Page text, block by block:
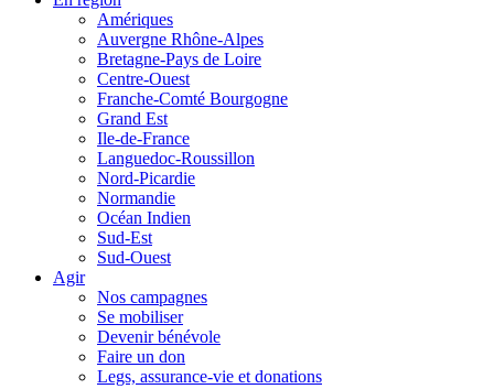
Amériques
Auvergne Rhône-Alpes
Bretagne-Pays de Loire
Centre-Ouest
Franche-Comté Bourgogne
Grand Est
Ile-de-France
Languedoc-Roussillon
Nord-Picardie
Normandie
Océan Indien
Sud-Est
Sud-Ouest
Agir
Nos campagnes
Se mobiliser
Devenir bénévole
Faire un don
Legs, assurance-vie et donations